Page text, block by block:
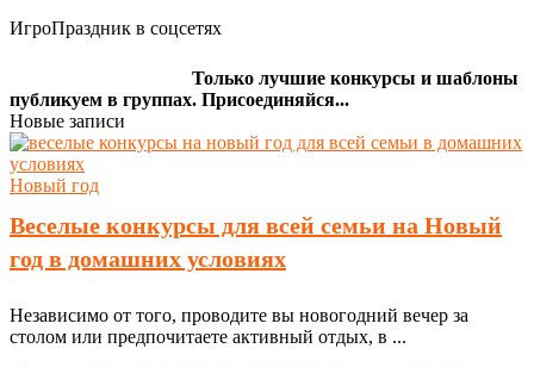
ИгроПраздник в соцсетях
Только лучшие конкурсы и шаблоны
публикуем в группах. Присоединяйся...
Новые записи
Новый год
Веселые конкурсы для всей семьи на Новый
год в домашних условиях
Независимо от того, проводите вы новогодний вечер за
столом или предпочитаете активный отдых, в ...